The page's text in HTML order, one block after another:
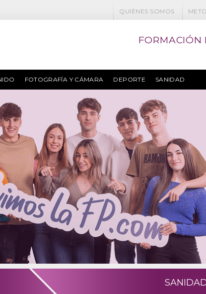
QUIÉNES SOMOS
FORMACIÓN
FOTOGRAFÍA Y CÁMARA DEPORTE SANIDAD